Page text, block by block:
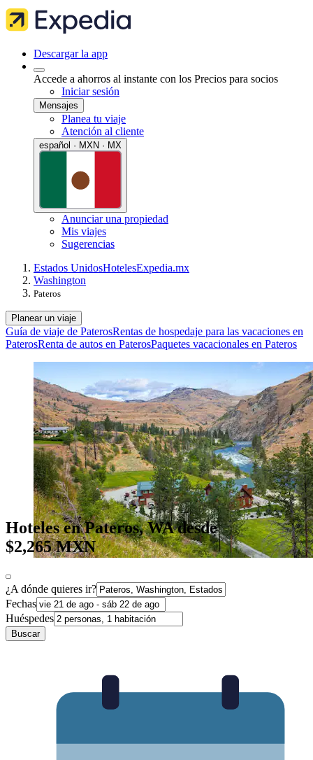
Descargar la app
Accede a ahorros al instante con los Precios para socios
Iniciar sesión
Mensajes
Planea tu viaje
Atención al cliente
español · MXN · MX
Anunciar una propiedad
Mis viajes
Sugerencias
Estados UnidosHotelesExpedia.mx
Washington
Pateros
Planear un viaje
Guía de viaje de PaterosRentas de hospedaje para las vacaciones en
PaterosRenta de autos en PaterosPaquetes vacacionales en Pateros
Hoteles en Pateros, WA desde
$2,265 MXN
¿A dónde quieres ir?
Fechas
Huéspedes
Buscar